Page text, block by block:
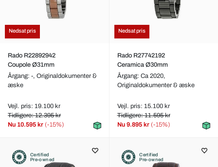
Nedsat pris
Rado R22892942
Coupole Ø31mm
Årgang: -, Originaldokumenter &
æske
Vejl. pris: 19.100 kr
Tidligere: 12.395 kr
Nu 10.595 kr (-15%)
Nedsat pris
Rado R27742192
Ceramica Ø30mm
Årgang: Ca 2020,
Originaldokumenter & æske
Vejl. pris: 15.100 kr
Tidligere: 11.595 kr
Nu 9.895 kr (-15%)
Certified
Pre-owned
Certified
Pre-owned